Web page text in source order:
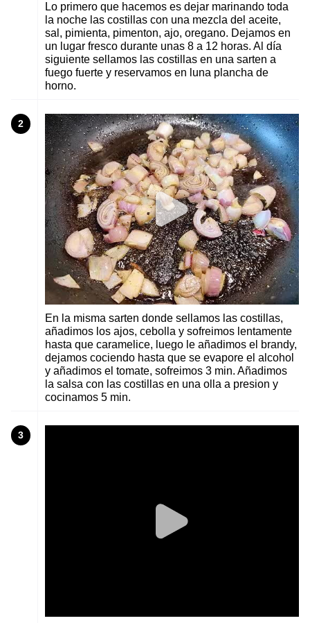
Lo primero que hacemos es dejar marinando toda
la noche las costillas con una mezcla del aceite,
sal, pimienta, pimenton, ajo, oregano. Dejamos en
un lugar fresco durante unas 8 a 12 horas. Al día
siguiente sellamos las costillas en una sarten a
fuego fuerte y reservamos en luna plancha de
horno.
2
En la misma sarten donde sellamos las costillas,
añadimos los ajos, cebolla y sofreimos lentamente
hasta que caramelice, luego le añadimos el brandy,
dejamos cociendo hasta que se evapore el alcohol
y añadimos el tomate, sofreimos 3 min. Añadimos
la salsa con las costillas en una olla a presion y
cocinamos 5 min.
3